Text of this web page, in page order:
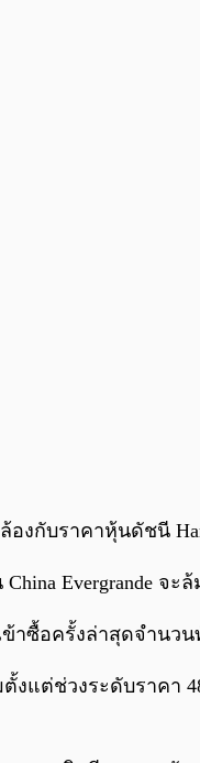
กับราคาหุ้นดัชนี
Evergrande จะ
าซื้อครั้งล่าสุดจำนวน
ตั้งแต่ช่วงระดับราค